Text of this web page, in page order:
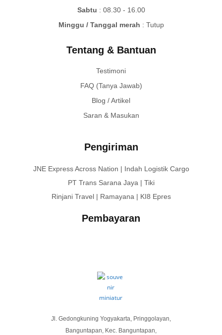
Sabtu : 08.30 - 16.00
Minggu / Tanggal merah : Tutup
Tentang & Bantuan
Testimoni
FAQ (Tanya Jawab)
Blog / Artikel
Saran & Masukan
Pengiriman
JNE Express Across Nation | Indah Logistik Cargo
PT Trans Sarana Jaya | Tiki
Rinjani Travel | Ramayana | KI8 Epres
Pembayaran
Jl. Gedongkuning Yogyakarta, Pringgolayan,
Banguntapan, Kec. Banguntapan,